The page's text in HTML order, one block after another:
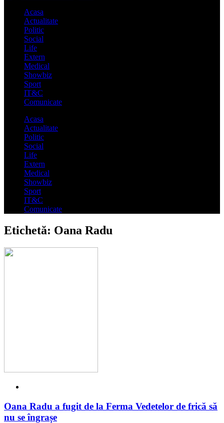
Acasa
Actualitate
Politic
Social
Life
Extern
Medical
Showbiz
Sport
IT&C
Comunicate
Acasa
Actualitate
Politic
Social
Life
Extern
Medical
Showbiz
Sport
IT&C
Comunicate
Etichetă: Oana Radu
Oana Radu a fugit de la Ferma Vedetelor de frică să
nu se îngrașe